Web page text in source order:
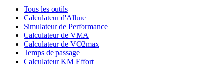
Tous les outils
Calculateur d'Allure
Simulateur de Performance
Calculateur de VMA
Calculateur de VO2max
Temps de passage
Calculateur KM Effort